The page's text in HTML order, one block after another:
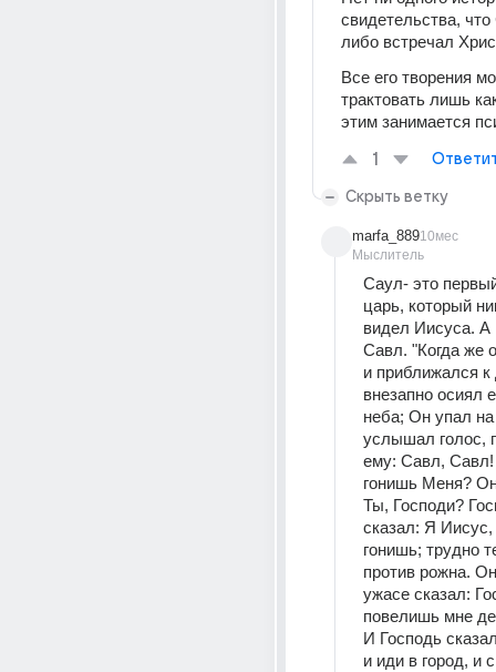
свидетельства,
либо встречал
Все его творения
трактовать лишь
этим занимается
1
Скрыть ветку
marfa_889
Мыслитель
10мес
Саул- это
царь, который
видел Иисуса. А
Савл. "Когда же
и приближался к
внезапно осиял
неба; Он упал
услышал голос,
ему: Савл, Савл!
гонишь Меня?
Ты, Господи?
сказал: Я Иисус,
гонишь; трудно
против рожна.
ужасе сказал:
повелишь мне
И Господь
и иди в город, и